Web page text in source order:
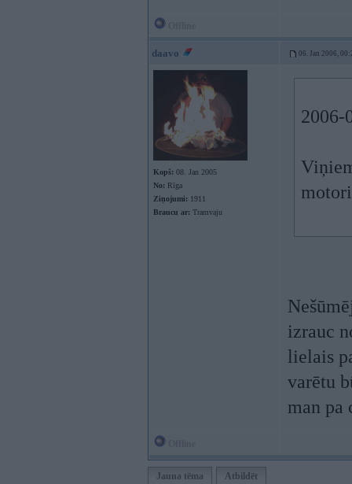
daavo 06. Jan 2006,
Kopš: 08. Jan 2005
No: Rīga
Ziņojumi: 1911
Braucu ar: Tramvaju
2006-
izrauc
lielais
varētu
man pa
Jauna tēma Atbildēt